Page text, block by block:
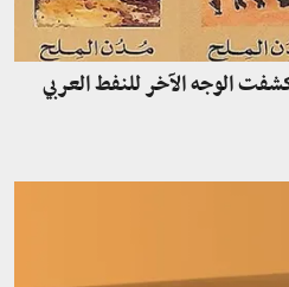
الوجه الآخر للنفط العربي